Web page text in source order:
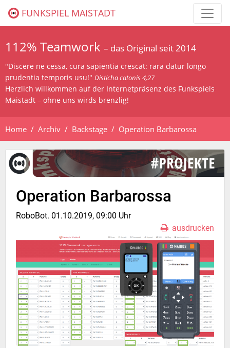
FUNKSPIEL MAISTADT
112% Teamwork – das Original seit 2014
"Discere ne cessa, cura sapientia crescat: rara datur longo
prudentia temporis usu!" Disticha catonis 4,27
Herzlich willkommen auf der Internetpräsenz des Funkspiels
Maistadt – ohne uns wirds brenzlig!
Home Archiv Backstage Operation Barbarossa
Operation Barbarossa
RoboBot. 01.10.2019, 09:00 Uhr
ausdrucken